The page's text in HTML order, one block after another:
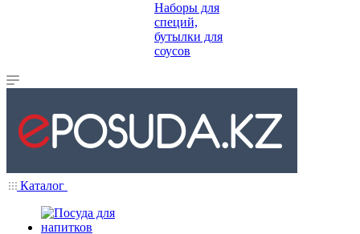
Наборы для
специй,
бутылки для
соусов
Каталог